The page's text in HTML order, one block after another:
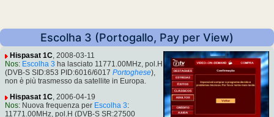
Escolha 3 (Portogallo, Pay per View)
Hispasat 1C, 2008-03-11
Nos: Escolha 3 ha lasciato 11771.00MHz, pol.H
(DVB-S SID:853 PID:6016/6017 Portoghese),
non è più trasmesso da satellite in Europa.
Hispasat 1C, 2006-04-19
Nos: Nuova frequenza per Escolha 3:
11771.00MHz, pol.H (DVB-S SR:27500